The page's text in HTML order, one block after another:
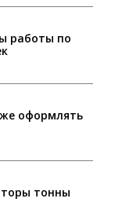
работы по
оформлять
тонны